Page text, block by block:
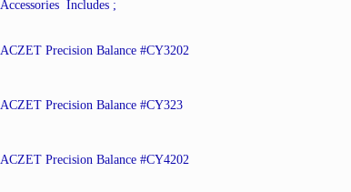
Accessories Includes ;
ACZET Precision Balance #CY3202
ACZET Precision Balance #CY323
ACZET Precision Balance #CY4202